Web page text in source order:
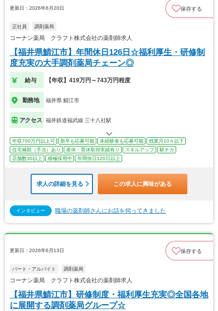
更新日：2026年6月20日 保存する
正社員 調剤薬局
コーナン薬局 クラフト株式会社の薬剤師求人
【福井県鯖江市】年間休日126日☆福利厚生・研修制
度充実の大手調剤薬局チェーン◎
給与 【年収】419万円～743万円程度
勤務地 福井県 鯖江市
アクセス 福井鉄道福武線 三十八社駅
年収700万円以上可 新卒も応募可能 未経験者も応募可能
残業月10ｈ以下
住宅補助（手当）あり
産休・育休取得実績有り スキルアップ
駅チカ
店舗数30以上
積極採用中 年間休日120日以上
求人の詳細を見る この求人に興味がある
インタビュー 職場の薬剤師さんにお話を伺ってきました
更新日：2026年6月13日 保存する
パート・アルバイト 調剤薬局
コーナン薬局 クラフト株式会社の薬剤師求人
【福井県鯖江市】研修制度・福利厚生充実◎全国各地
に展開する調剤薬局グループ☆